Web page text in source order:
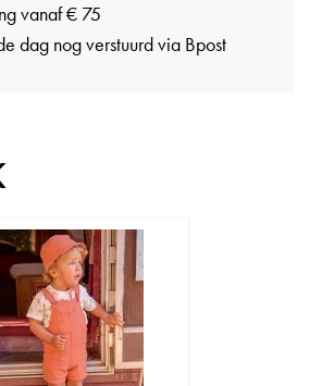
vanaf € 75
dag nog verstuurd via Bpost